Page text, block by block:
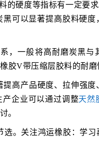
的硬度等指标有一定要
可以显著提高胶料硬度
，一般将高耐磨炭黑与
胶V带压缩层胶料的耐磨
高产品硬度、拉伸强度
企业可以通过调整天然
。
。关注鸿运橡胶：学